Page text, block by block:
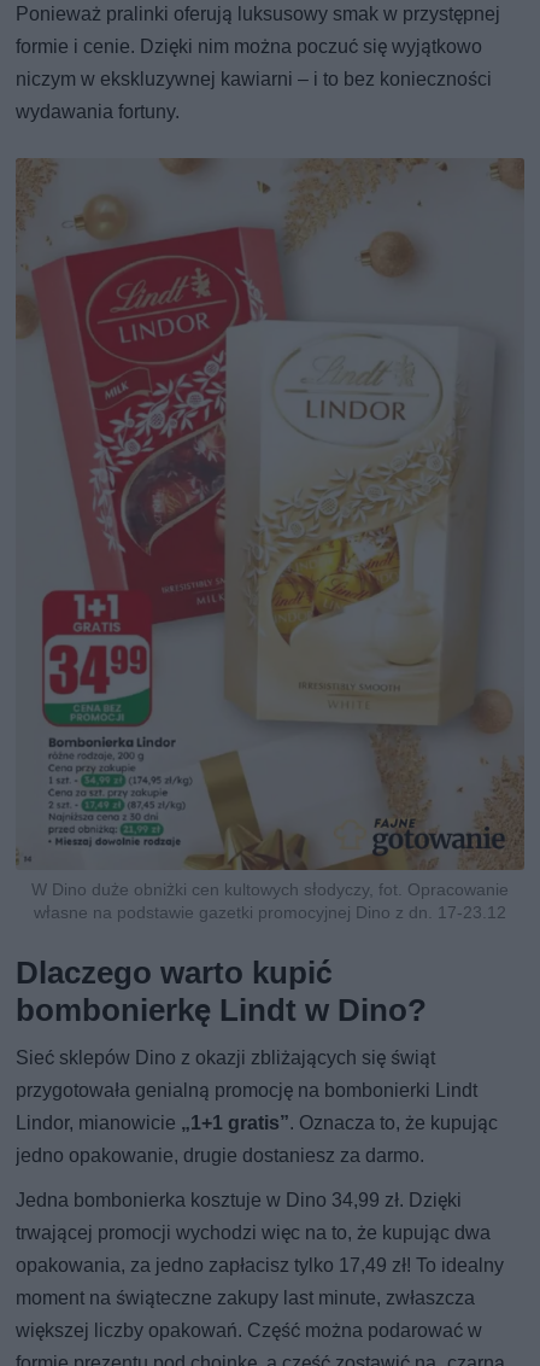
Ponieważ pralinki oferują luksusowy smak w przystępnej
formie i cenie. Dzięki nim można poczuć się wyjątkowo
niczym w ekskluzywnej kawiarni – i to bez konieczności
wydawania fortuny.
W Dino duże obniżki cen kultowych słodyczy, fot. Opracowanie
własne na podstawie gazetki promocyjnej Dino z dn. 17-23.12
Dlaczego warto kupić
bombonierkę Lindt w Dino?
Sieć sklepów Dino z okazji zbliżających się świąt
przygotowała genialną promocję na bombonierki Lindt
Lindor, mianowicie „1+1 gratis”. Oznacza to, że kupując
jedno opakowanie, drugie dostaniesz za darmo.
Jedna bombonierka kosztuje w Dino 34,99 zł. Dzięki
trwającej promocji wychodzi więc na to, że kupując dwa
opakowania, za jedno zapłacisz tylko 17,49 zł! To idealny
moment na świąteczne zakupy last minute, zwłaszcza
większej liczby opakowań. Część można podarować w